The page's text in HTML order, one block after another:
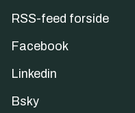
RSS-feed forside
Facebook
Linkedin
Bsky